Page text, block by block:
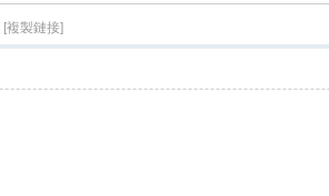
[複製鏈接]